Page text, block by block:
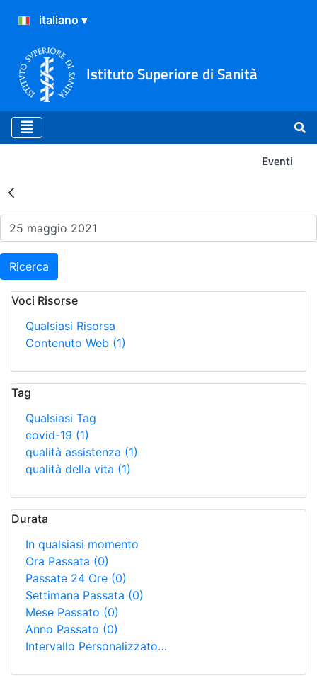
Istituto Superiore di Sanità
Eventi
Risultati della Ricerca -
Ricerca
Voci Risorse
Qualsiasi Risorsa
Contenuto Web (1)
Tag
Qualsiasi Tag
covid-19 (1)
qualità assistenza (1)
qualità della vita (1)
Durata
In qualsiasi momento
Ora Passata (0)
Passate 24 Ore (0)
Settimana Passata (0)
Mese Passato (0)
Anno Passato (0)
Intervallo Personalizzato…